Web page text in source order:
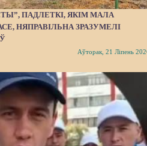
ПАДЛЕТКІ, ЯКІМ МАЛА
НЯПРАВІЛЬНА ЗРАЗУМЕЛІ
Аўторак, 21 Ліпень